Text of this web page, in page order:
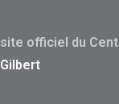
site officiel du
Gilbert